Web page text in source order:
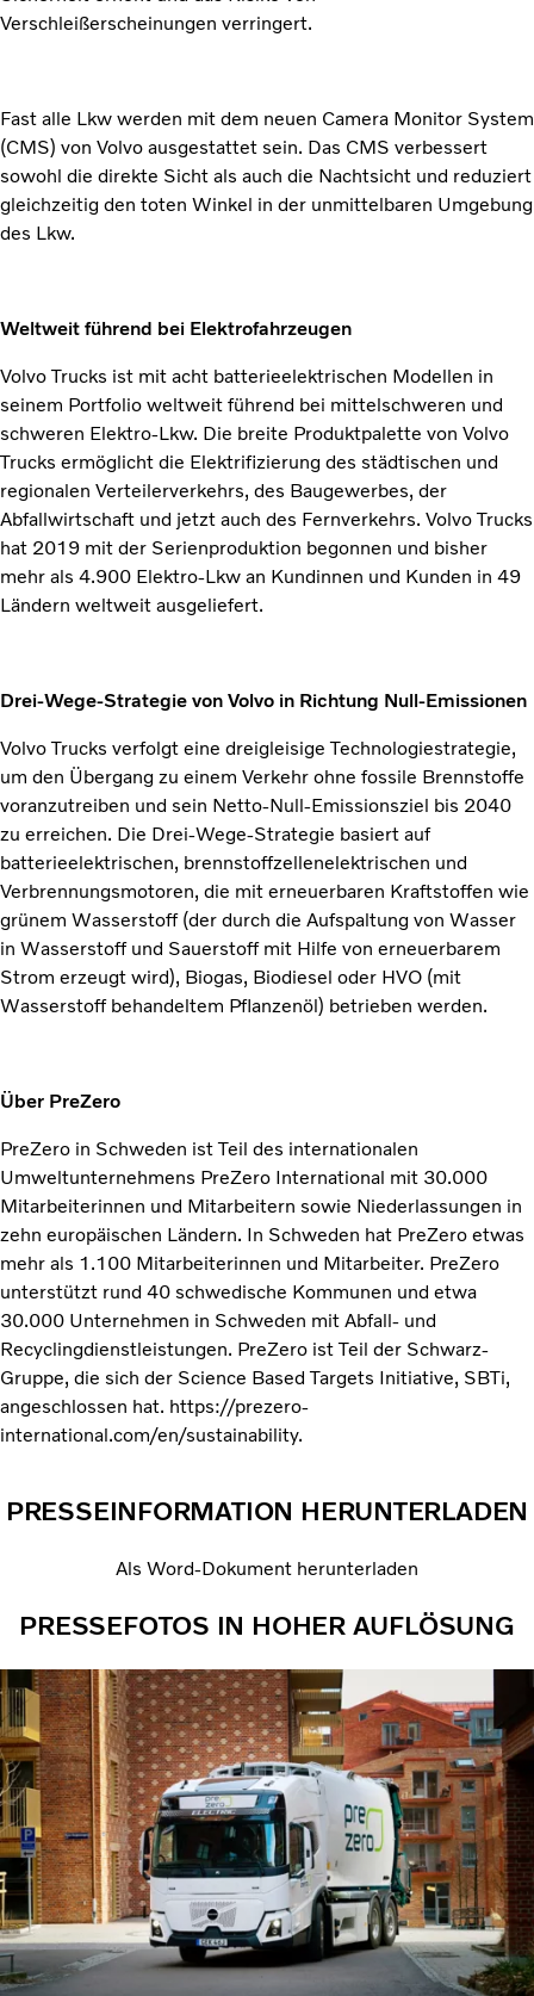
Verschleißerscheinungen verringert.
Fast alle Lkw werden mit dem neuen Camera Monitor System
(CMS) von Volvo ausgestattet sein. Das CMS verbessert
sowohl die direkte Sicht als auch die Nachtsicht und reduziert
gleichzeitig den toten Winkel in der unmittelbaren Umgebung
des Lkw.
Weltweit führend bei Elektrofahrzeugen
Volvo Trucks ist mit acht batterieelektrischen Modellen in
seinem Portfolio weltweit führend bei mittelschweren und
schweren Elektro-Lkw. Die breite Produktpalette von Volvo
Trucks ermöglicht die Elektrifizierung des städtischen und
regionalen Verteilerverkehrs, des Baugewerbes, der
Abfallwirtschaft und jetzt auch des Fernverkehrs. Volvo Trucks
hat 2019 mit der Serienproduktion begonnen und bisher
mehr als 4.900 Elektro-Lkw an Kundinnen und Kunden in 49
Ländern weltweit ausgeliefert.
Drei-Wege-Strategie von Volvo in Richtung Null-Emissionen
Volvo Trucks verfolgt eine dreigleisige Technologiestrategie,
um den Übergang zu einem Verkehr ohne fossile Brennstoffe
voranzutreiben und sein Netto-Null-Emissionsziel bis 2040
zu erreichen. Die Drei-Wege-Strategie basiert auf
batterieelektrischen, brennstoffzellenelektrischen und
Verbrennungsmotoren, die mit erneuerbaren Kraftstoffen wie
grünem Wasserstoff (der durch die Aufspaltung von Wasser
in Wasserstoff und Sauerstoff mit Hilfe von erneuerbarem
Strom erzeugt wird), Biogas, Biodiesel oder HVO (mit
Wasserstoff behandeltem Pflanzenöl) betrieben werden.
Über PreZero
PreZero in Schweden ist Teil des internationalen
Umweltunternehmens PreZero International mit 30.000
Mitarbeiterinnen und Mitarbeitern sowie Niederlassungen in
zehn europäischen Ländern. In Schweden hat PreZero etwas
mehr als 1.100 Mitarbeiterinnen und Mitarbeiter. PreZero
unterstützt rund 40 schwedische Kommunen und etwa
30.000 Unternehmen in Schweden mit Abfall- und
Recyclingdienstleistungen. PreZero ist Teil der Schwarz-
Gruppe, die sich der Science Based Targets Initiative, SBTi,
angeschlossen hat. https://prezero-
international.com/en/sustainability.
PRESSEINFORMATION HERUNTERLADEN
Als Word-Dokument herunterladen
PRESSEFOTOS IN HOHER AUFLÖSUNG